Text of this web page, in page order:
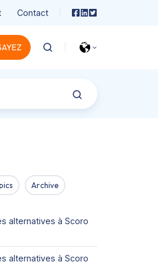
Contact
Archive
alternatives à Scoro
alternatives à Scoro